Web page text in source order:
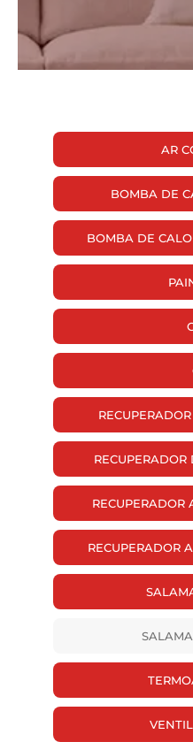
AR
BOMBA DE
BOMBA DE
RECUPERADOR
RECUPERADOR
RECUPERADOR